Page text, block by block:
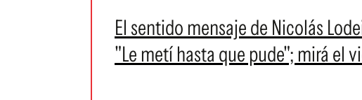
El sentido mensaje de Nicolás
"Le metí hasta que pude"; mirá el